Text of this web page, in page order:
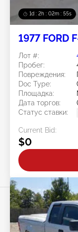
1d : 2h : 02m : 52s
1977 FORD
Лот #:
Пробег:
Повреждения:
Doc Type:
Площадка:
Дата торгов:
Статус ставки:
Current Bid:
$0